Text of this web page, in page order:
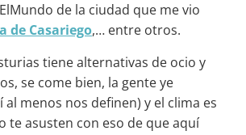
de la ciudad que me vio
de Casariego,… entre otros.
tiene alternativas de ocio y
se come bien, la gente ye
al menos nos definen) y el clima es
te asusten con eso de que aquí